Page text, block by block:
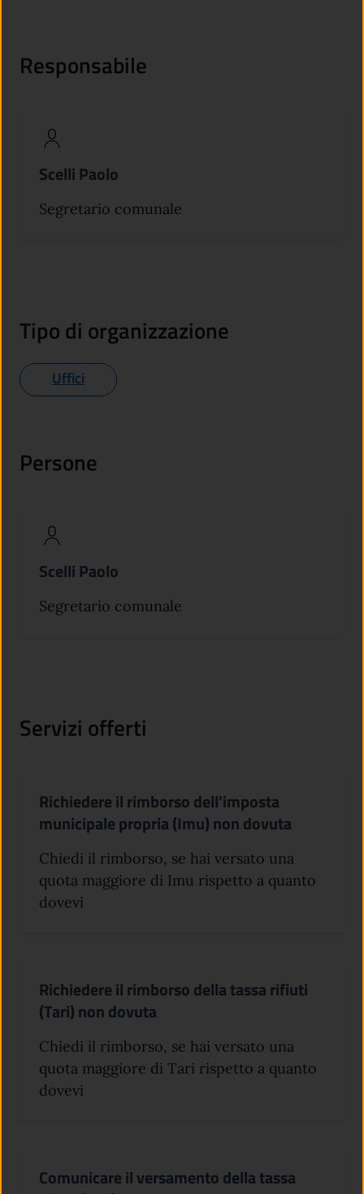
Responsabile
Scelli Paolo
Segretario comunale
Tipo di organizzazione
Uffici
Persone
Scelli Paolo
Segretario comunale
Servizi offerti
Richiedere il rimborso dell'imposta
municipale propria (Imu) non dovuta
Chiedi il rimborso, se hai versato una
quota maggiore di Imu rispetto a quanto
dovevi
Richiedere il rimborso della tassa rifiuti
(Tari) non dovuta
Chiedi il rimborso, se hai versato una
quota maggiore di Tari rispetto a quanto
dovevi
Comunicare il versamento della tassa